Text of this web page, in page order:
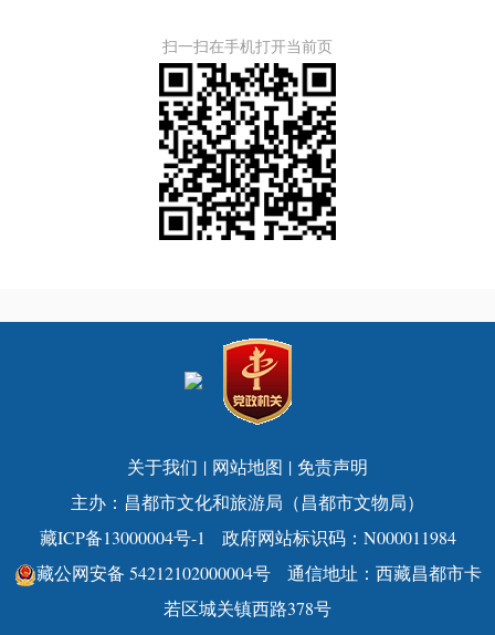
扫一扫在手机打开当前页
关于我们 | 网站地图 | 免责声明
主办：昌都市文化和旅游局（昌都市文物局）
藏ICP备13000004号-1
政府网站标识码：N000011984
藏公网安备 54212102000004号
通信地址：西藏昌都市卡
若区城关镇西路378号